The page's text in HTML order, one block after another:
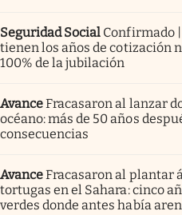
Seguridad Social Confirmado |
tienen los años de cotización
100% de la jubilación
AvanceFracasaron al lanzar
océano: más de 50 años
consecuencias
AvanceFracasaron al plantar
tortugas en el Sahara: cinco
verdes donde antes había